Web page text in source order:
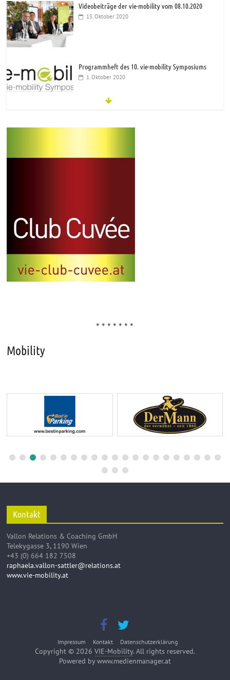
Videobeiträge der vie-mobility vom 08.10.2020
15. Oktober 2020
Programmheft des 10. vie-mobility Symposiums
1. Oktober 2020
Einladung zur 10.vie-mobility am 8.10.2020
* * * * * * *
Mobility
Kontakt
Vallon Relations & Coaching GmbH
Telekygasse 3, 1190 Wien
+43 (0) 664 182 7508
raphaela.vallon-sattler@relations.at
www.vie-mobility.at
Impressum Kontakt Datenschutzerklärung
Copyright © 2026 VIE-Mobility. All rights reserved.
Powered by www.medienmanager.at